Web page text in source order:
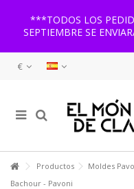
***TODOS LOS
SEPTIEMBRE SE
€
Productos Moldes
Bachour - Pavoni